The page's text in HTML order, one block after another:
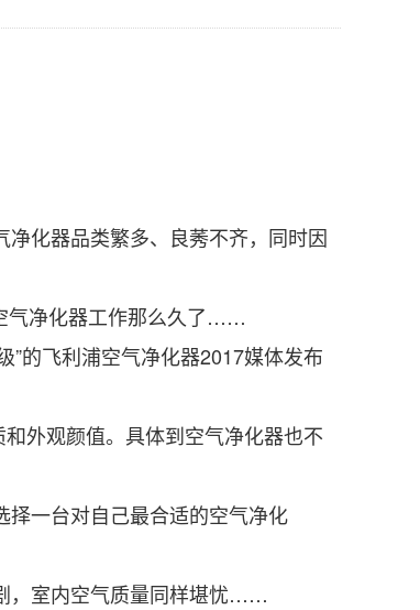
化器品类繁多、良莠不齐，同时因
气净化器工作那么久了……
的飞利浦空气净化器2017媒体发布
外观颜值。具体到空气净化器也不
一台对自己最合适的空气净化
，室内空气质量同样堪忧……